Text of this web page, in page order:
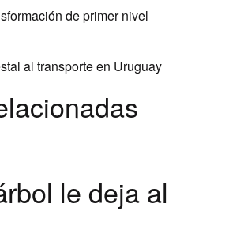
de primer nivel
al transporte en Uruguay
le deja al